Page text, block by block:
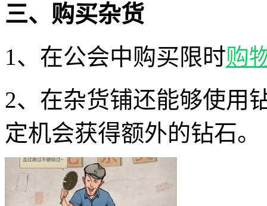
三、购买杂货
1、在公会中购买限时购
2、在杂货铺还能够使用
定机会获得额外的钻石。